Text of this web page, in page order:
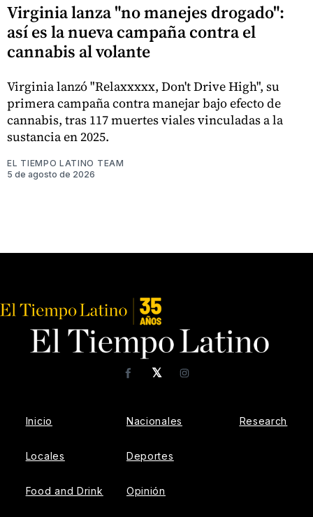
Virginia lanza "no manejes drogado":
así es la nueva campaña contra el
cannabis al volante
Virginia lanzó "Relaxxxxx, Don't Drive High", su
primera campaña contra manejar bajo efecto de
cannabis, tras 117 muertes viales vinculadas a la
sustancia en 2025.
EL TIEMPO LATINO TEAM
5 de agosto de 2026
𝕏
FacebookInstagram
Inicio
Locales
Food and Drink
Nacionales
Deportes
Opinión
Research